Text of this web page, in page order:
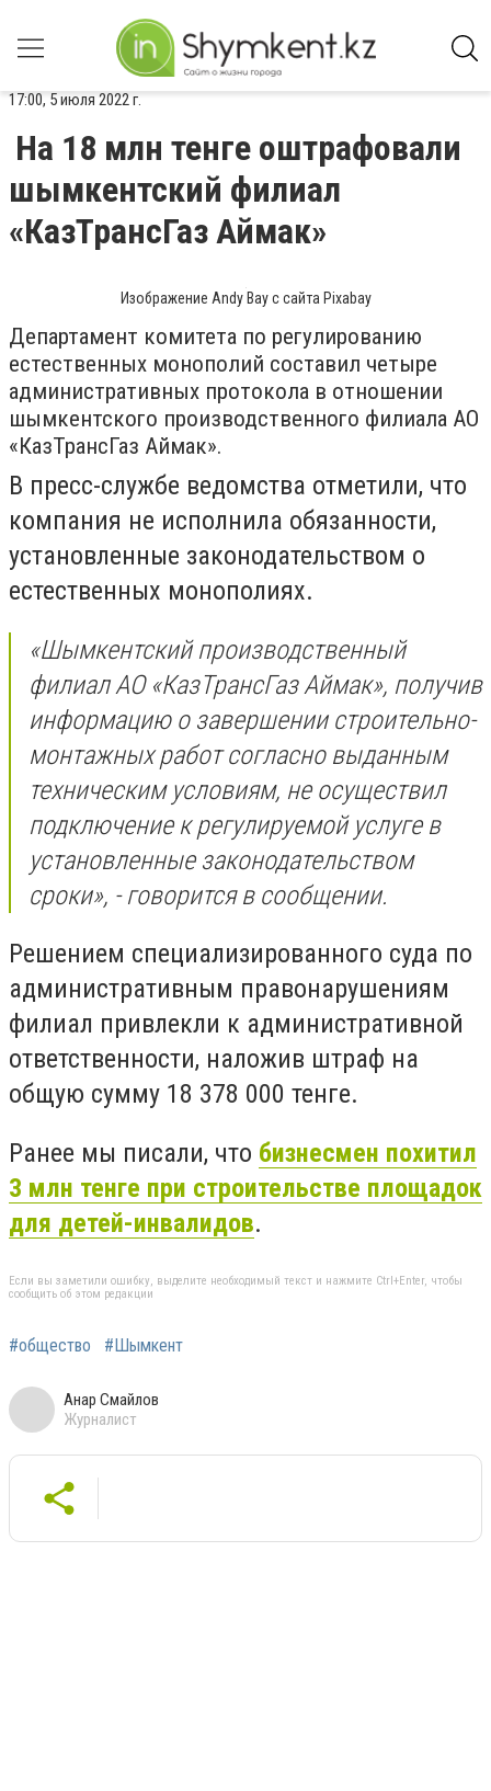
17:00, 5 июля 2022 г.
На 18 млн тенге оштрафовали
шымкентский филиал
«КазТрансГаз Аймак»
Изображение Andy Bay с сайта Pixabay
Департамент комитета по регулированию
естественных монополий составил четыре
административных протокола в отношении
шымкентского производственного филиала АО
«КазТрансГаз Аймак».
В пресс-службе ведомства отметили, что
компания не исполнила обязанности,
установленные законодательством о
естественных монополиях.
«Шымкентский производственный
филиал АО «КазТрансГаз Аймак», получив
информацию о завершении строительно-
монтажных работ согласно выданным
техническим условиям, не осуществил
подключение к регулируемой услуге в
установленные законодательством
сроки», - говорится в сообщении.
Решением специализированного суда по
административным правонарушениям
филиал привлекли к административной
ответственности, наложив штраф на
общую сумму 18 378 000 тенге.
Ранее мы писали, что бизнесмен похитил
3 млн тенге при строительстве площадок
для детей-инвалидов.
Если вы заметили ошибку, выделите необходимый текст и нажмите Ctrl+Enter, чтобы
сообщить об этом редакции
#общество #Шымкент
Анар Смайлов
Журналист